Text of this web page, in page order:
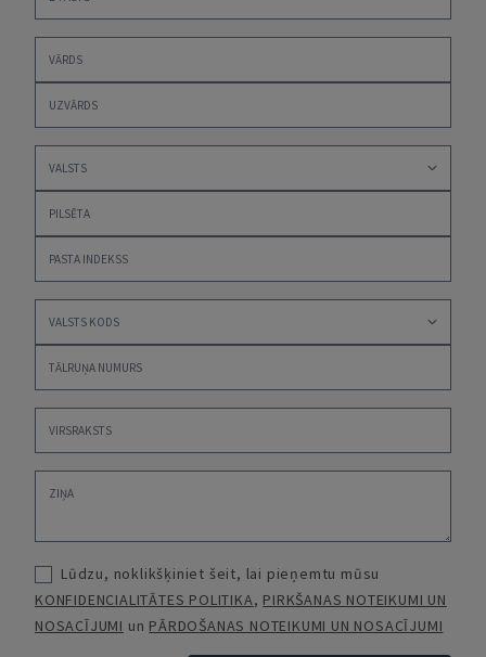
Lūdzu, noklikšķiniet šeit, lai pieņemtu mūsu
KONFIDENCIALITĀTES POLITIKA, PIRKŠANAS NOTEIKUMI UN
NOSACĪJUMI un PĀRDOŠANAS NOTEIKUMI UN NOSACĪJUMI